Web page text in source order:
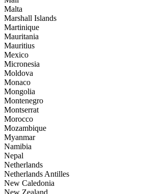
Malta
Marshall Islands
Martinique
Mauritania
Mauritius
Mexico
Micronesia
Moldova
Monaco
Mongolia
Montenegro
Montserrat
Morocco
Mozambique
Myanmar
Namibia
Nepal
Netherlands
Netherlands Antilles
New Caledonia
New Zealand